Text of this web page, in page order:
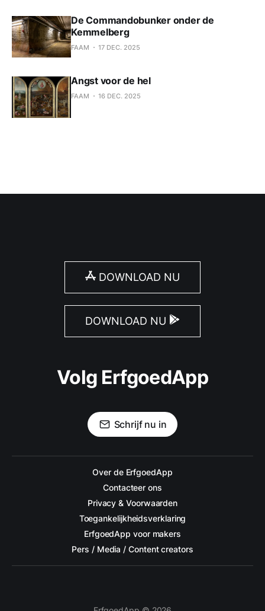
De Commandobunker onder de
Kemmelberg
FAAM 17 DEC. 2025
Angst voor de hel
FAAM 16 DEC. 2025
DOWNLOAD NU
DOWNLOAD NU
Volg ErfgoedApp
Schrijf nu in
Over de ErfgoedApp
Contacteer ons
Privacy & Voorwaarden
Toegankelijkheidsverklaring
ErfgoedApp voor makers
Pers / Media / Content creators